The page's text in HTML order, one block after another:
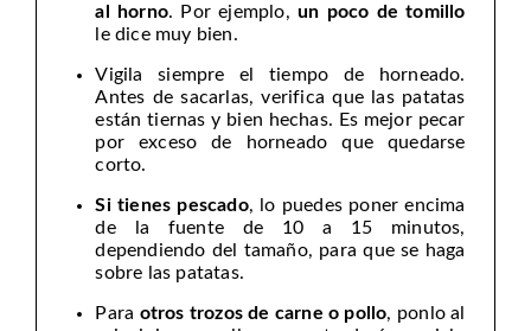
al horno. Por ejemplo, un poco de tomillo
le dice muy bien.
Vigila siempre el tiempo de horneado.
Antes de sacarlas, verifica que las patatas
están tiernas y bien hechas. Es mejor pecar
por exceso de horneado que quedarse
corto.
Si tienes pescado, lo puedes poner encima
de la fuente de 10 a 15 minutos,
dependiendo del tamaño, para que se haga
sobre las patatas.
Para otros trozos de carne o pollo, ponlo al